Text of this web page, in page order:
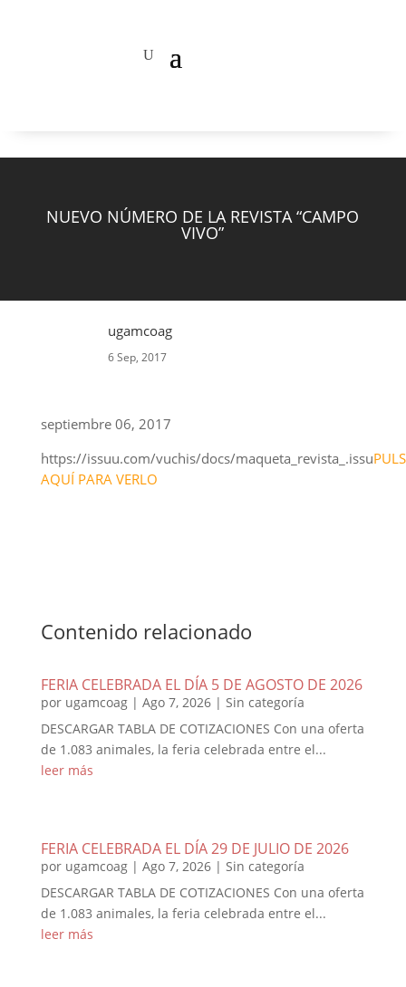
NUEVO NÚMERO DE LA REVISTA “CAMPO
VIVO”
ugamcoag
6 Sep, 2017
septiembre 06, 2017
https://issuu.com/vuchis/docs/maqueta_revista_.issu
AQUÍ PARA VERLO
Contenido relacionado
FERIA CELEBRADA EL DÍA 5 DE AGOSTO DE 2026
por ugamcoag| Ago 7, 2026| Sin categoría
DESCARGAR TABLA DE COTIZACIONES Con una oferta
de 1.083 animales, la feria celebrada entre el...
leer más
FERIA CELEBRADA EL DÍA 29 DE JULIO DE 2026
por ugamcoag| Ago 7, 2026| Sin categoría
DESCARGAR TABLA DE COTIZACIONES Con una oferta
de 1.083 animales, la feria celebrada entre el...
leer más